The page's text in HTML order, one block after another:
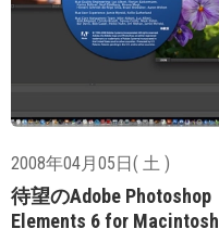
2008年04月05日( 土 )
待望のAdobe Photoshop
Elements 6 for Macintosh